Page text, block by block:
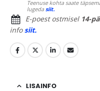
Teenuse kohta saate
lugedasiit.
E-poest ostmisel 14-
infosiit.
LISAINFO